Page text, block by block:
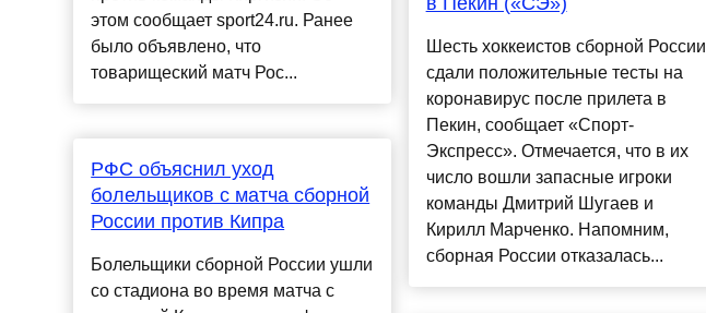
этом сообщает sport24.ru. Ранее
было объявлено, что
товарищеский матч Рос...
РФС объяснил уход
болельщиков с матча сборной
России против Кипра
Болельщики сборной России ушли
со стадиона во время матча с
Шесть хоккеистов сборной России
сдали положительные тесты на
коронавирус после прилета в
Пекин, сообщает «Спорт-
Экспресс». Отмечается, что в их
число вошли запасные игроки
команды Дмитрий Шугаев и
Кирилл Марченко. Напомним,
сборная России отказалась...